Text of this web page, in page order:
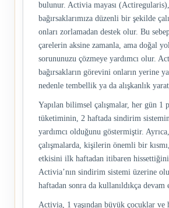
bulunur. Activia mayası (Actiregularis),
bağırsaklarımıza düzenli bir şekilde
onları zorlamadan destek olur. Bu
çarelerin aksine zamanla, ama doğal
sorununuzu çözmeye yardımcı olur.
bağırsakların görevini onların yerine
nedenle tembellik ya da alışkanlık
Yapılan bilimsel çalışmalar, her gün 1
tüketiminin, 2 haftada sindirim
yardımcı olduğunu göstermiştir.
çalışmalarda, kişilerin önemli bir
etkisini ilk haftadan itibaren
Activia’nın sindirim sistemi üzerine
haftadan sonra da kullanıldıkça devam
Activia, 1 yaşından büyük çocuklar ve